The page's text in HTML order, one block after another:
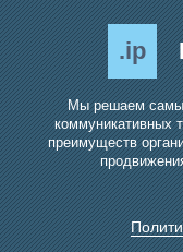
.ip
Мы решаем
коммуникативных
преимуществ